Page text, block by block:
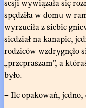
spędziła w domu w
wyrzuciła z siebie
siedział na kanapie,
rodziców wzdrygnęło
„przepraszam”, a
było.
– Ile opakowań, jedno,